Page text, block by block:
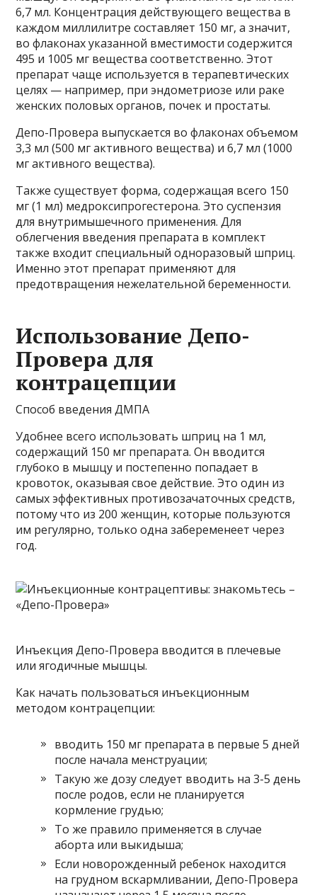
6,7 мл. Концентрация действующего вещества в
каждом миллилитре составляет 150 мг, а значит,
во флаконах указанной вместимости содержится
495 и 1005 мг вещества соответственно. Этот
препарат чаще используется в терапевтических
целях — например, при эндометриозе или раке
женских половых органов, почек и простаты.
Депо-Провера выпускается во флаконах объемом
3,3 мл (500 мг активного вещества) и 6,7 мл (1000
мг активного вещества).
Также существует форма, содержащая всего 150
мг (1 мл) медроксипрогестерона. Это суспензия
для внутримышечного применения. Для
облегчения введения препарата в комплект
также входит специальный одноразовый шприц.
Именно этот препарат применяют для
предотвращения нежелательной беременности.
Использование Депо-
Провера для
контрацепции
Способ введения ДМПА
Удобнее всего использовать шприц на 1 мл,
содержащий 150 мг препарата. Он вводится
глубоко в мышцу и постепенно попадает в
кровоток, оказывая свое действие. Это один из
самых эффективных противозачаточных средств,
потому что из 200 женщин, которые пользуются
им регулярно, только одна забеременеет через
год.
Инъекция Депо-Провера вводится в плечевые
или ягодичные мышцы.
Как начать пользоваться инъекционным
методом контрацепции:
вводить 150 мг препарата в первые 5 дней
после начала менструации;
Такую же дозу следует вводить на 3-5 день
после родов, если не планируется
кормление грудью;
То же правило применяется в случае
аборта или выкидыша;
Если новорожденный ребенок находится
на грудном вскармливании, Депо-Провера